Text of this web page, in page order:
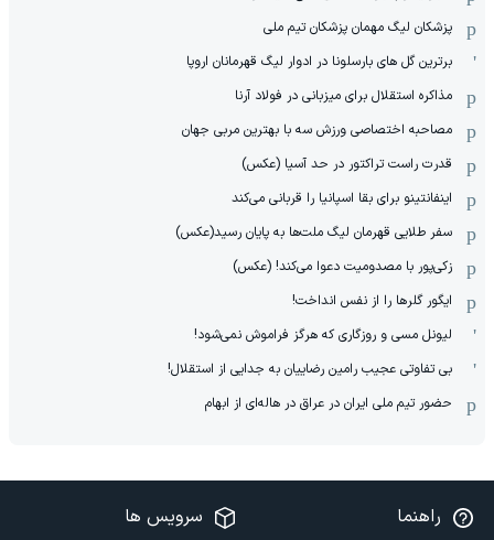
پزشکان لیگ مهمان پزشکان تیم ملی
برترین گل های بارسلونا در ادوار لیگ قهرمانان اروپا
مذاکره استقلال برای میزبانی در فولاد آرنا
مصاحبه اختصاصی ورزش سه با بهترین مربی جهان
قدرت راست تراکتور در حد آسیا (عکس)
اینفانتینو برای بقا اسپانیا را قربانی می‌کند
سفر طلایی قهرمان لیگ ملت‌ها به پایان رسید(عکس)
زکی‌پور با مصدومیت دعوا می‌کند! (عکس)
ایگور گلرها را از نفس انداخت!
لیونل مسی و روزگاری که هرگز فراموش نمی‌شود!
بی تفاوتی عجیب رامین رضاییان به جدایی از استقلال!
حضور تیم ملی ایران در عراق در هاله‌ای از ابهام
راهنما سرویس ها